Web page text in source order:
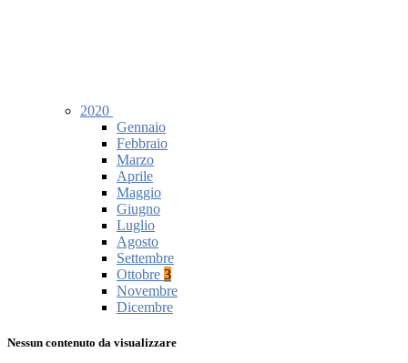
2020
Gennaio
Febbraio
Marzo
Aprile
Maggio
Giugno
Luglio
Agosto
Settembre
Ottobre 3
Novembre
Dicembre
Nessun contenuto da visualizzare